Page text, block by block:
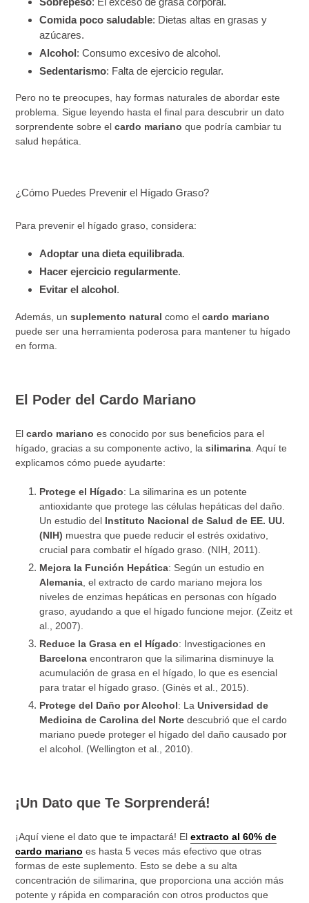
Comida poco saludable: Dietas altas en grasas y
azúcares.
Alcohol: Consumo excesivo de alcohol.
Sedentarismo: Falta de ejercicio regular.
Pero no te preocupes, hay formas naturales de abordar este
problema. Sigue leyendo hasta el final para descubrir un dato
sorprendente sobre el cardo mariano que podría cambiar tu
salud hepática.
¿Cómo Puedes Prevenir el Hígado Graso?
Para prevenir el hígado graso, considera:
Adoptar una dieta equilibrada.
Hacer ejercicio regularmente.
Evitar el alcohol.
Además, un suplemento natural como el cardo mariano
puede ser una herramienta poderosa para mantener tu hígado
en forma.
El Poder del Cardo Mariano
El cardo mariano es conocido por sus beneficios para el
hígado, gracias a su componente activo, la silimarina. Aquí te
explicamos cómo puede ayudarte:
Protege el Hígado: La silimarina es un potente
antioxidante que protege las células hepáticas del daño.
Un estudio del Instituto Nacional de Salud de EE. UU.
(NIH) muestra que puede reducir el estrés oxidativo,
crucial para combatir el hígado graso. (NIH, 2011).
Mejora la Función Hepática: Según un estudio en
Alemania , el extracto de cardo mariano mejora los
niveles de enzimas hepáticas en personas con hígado
graso, ayudando a que el hígado funcione mejor. (Zeitz et
al., 2007).
Reduce la Grasa en el Hígado: Investigaciones en
Barcelona encontraron que la silimarina disminuye la
acumulación de grasa en el hígado, lo que es esencial
para tratar el hígado graso. (Ginès et al., 2015).
Protege del Daño por Alcohol: La Universidad de
Medicina de Carolina del Norte descubrió que el cardo
mariano puede proteger el hígado del daño causado por
el alcohol. (Wellington et al., 2010).
¡Un Dato que Te Sorprenderá!
¡Aquí viene el dato que te impactará! El extracto al 60% de
cardo mariano es hasta 5 veces más efectivo que otras
formas de este suplemento. Esto se debe a su alta
concentración de silimarina, que proporciona una acción más
potente y rápida en comparación con otros productos que